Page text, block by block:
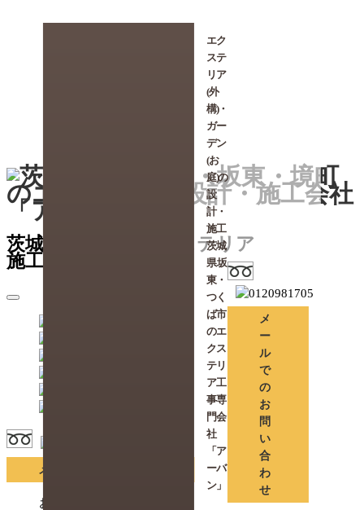
エク
ステ
リア
(外
構)・
ガー
デン
(お
庭)の
設
計・
施工
茨城
県 坂
東・
つく
ば市
のエ
クス
テリ
ア工
事専
門会
社
「ア
ーバ
ン」
メ
ー
ル
で
の
お
問
い
合
わ
せ
茨城県坂東市のエクステリア
施工会社「アーバン」
メールでのお問い合わせ
お電話でご相談